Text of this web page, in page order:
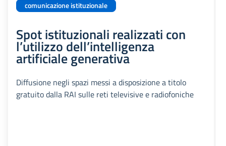
comunicazione istituzionale
Spot istituzionali realizzati con
l’utilizzo dell’intelligenza
artificiale generativa
Diffusione negli spazi messi a disposizione a titolo
gratuito dalla RAI sulle reti televisive e radiofoniche